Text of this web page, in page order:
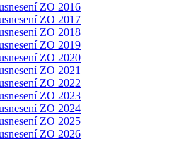
ZO 2016
ZO 2017
ZO 2018
ZO 2019
ZO 2020
ZO 2021
ZO 2022
ZO 2023
ZO 2024
ZO 2025
ZO 2026